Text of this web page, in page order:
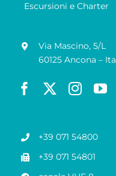
Escursioni e Charter
Via Mascino, 5/L
60125 Ancona –
+39 071 54800
+39 071 54801